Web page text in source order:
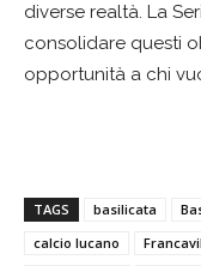
diverse realtà. La
consolidare questi
opportunità a chi
TAGS basilicata
calcio lucano